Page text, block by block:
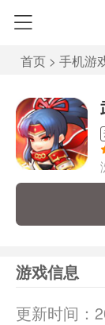
首页 > 手机游
游戏信息
更新时间：